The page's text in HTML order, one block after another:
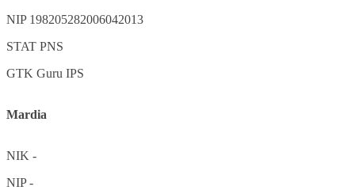
NIP 198205282006042013
STAT PNS
GTK Guru IPS
Mardia
NIK -
NIP-